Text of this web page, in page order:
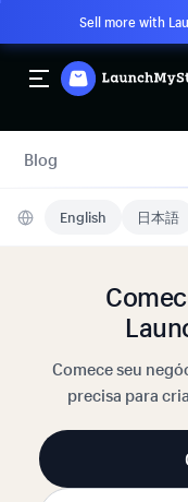
Sell more with
Blog
English 日本語
Comece seu
precisa para